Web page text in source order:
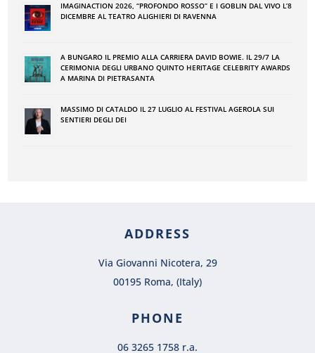
IMAGINACTION 2026, “PROFONDO ROSSO” E I GOBLIN DAL VIVO L’8
DICEMBRE AL TEATRO ALIGHIERI DI RAVENNA
A BUNGARO IL PREMIO ALLA CARRIERA DAVID BOWIE. IL 29/7 LA
CERIMONIA DEGLI URBANO QUINTO HERITAGE CELEBRITY AWARDS
A MARINA DI PIETRASANTA
MASSIMO DI CATALDO IL 27 LUGLIO AL FESTIVAL AGEROLA SUI
SENTIERI DEGLI DEI
ADDRESS
Via Giovanni Nicotera, 29
00195 Roma, (Italy)
PHONE
06 3265 1758 r.a.